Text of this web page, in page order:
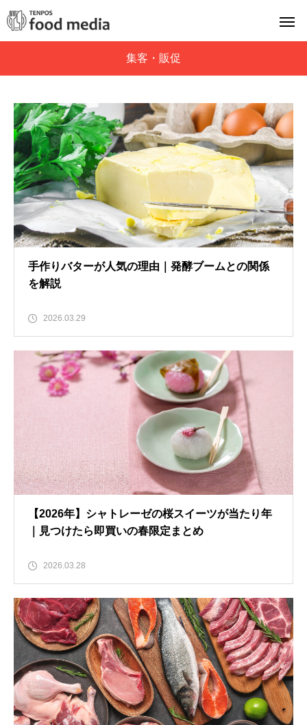
集客・販促
手作りバターが人気の理由｜発酵ブームとの関係
を解説
2026.03.29
【2026年】シャトレーゼの桜スイーツが当たり年
｜見つけたら即買いの春限定まとめ
2026.03.28